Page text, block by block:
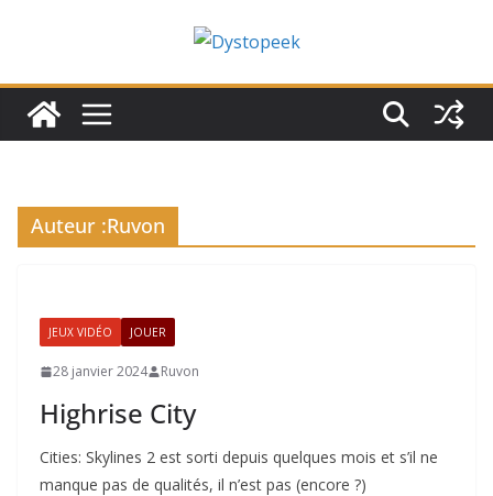
Auteur :Ruvon
JEUX VIDÉO JOUER
28 janvier 2024 Ruvon
Highrise City
Cities: Skylines 2 est sorti depuis quelques mois et s’il ne
manque pas de qualités, il n’est pas (encore ?)